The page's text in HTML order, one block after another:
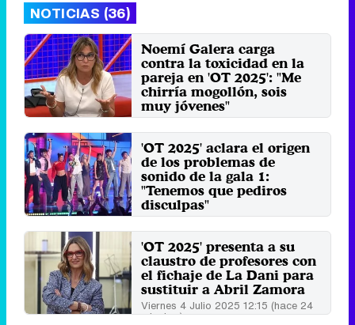
NOTICIAS (36)
Noemí Galera carga
contra la toxicidad en la
pareja en 'OT 2025': "Me
chirría mogollón, sois
muy jóvenes"
Miércoles 8 Octubre 2025 02:57
(hace 53 segundos)
'OT 2025' aclara el origen
de los problemas de
sonido de la gala 1:
"Tenemos que pediros
disculpas"
Miércoles 24 Septiembre 2025
00:22 (hace 1 minuto)
'OT 2025' presenta a su
claustro de profesores con
el fichaje de La Dani para
sustituir a Abril Zamora
Viernes 4 Julio 2025 12:15 (hace 24
minutos)